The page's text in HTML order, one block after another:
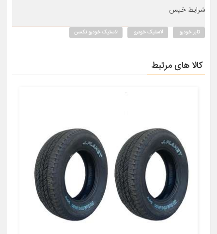
شرایط خیس
تایر خودرو لاستیک خودرو لاستیک خودرو نکسن
کالا های مرتبط